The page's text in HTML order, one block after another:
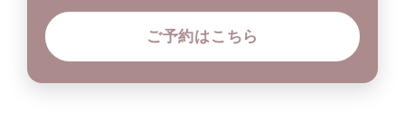
ご予約はこちら